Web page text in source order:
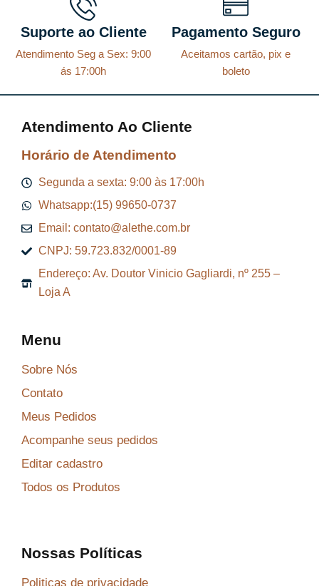
Suporte ao Cliente
Atendimento Seg a Sex: 9:00
ás 17:00h
Pagamento Seguro
Aceitamos cartão, pix e
boleto
Atendimento Ao Cliente
Horário de Atendimento
Segunda a sexta: 9:00 às 17:00h
Whatsapp:(15) 99650-0737
Email: contato@alethe.com.br
CNPJ: 59.723.832/0001-89
Endereço: Av. Doutor Vinicio Gagliardi, nº 255 –
Loja A
Menu
Sobre Nós
Contato
Meus Pedidos
Acompanhe seus pedidos
Editar cadastro
Todos os Produtos
Nossas Políticas
Politicas de privacidade